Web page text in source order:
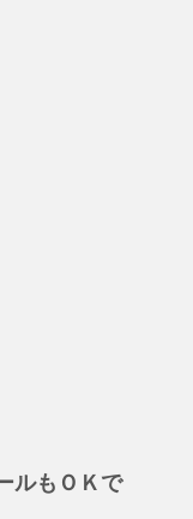
ルもＯＫで